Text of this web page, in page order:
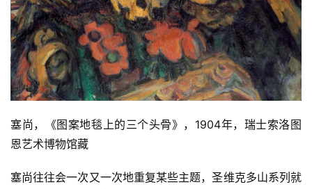
塞尚，《图案地毯上的三个头骨》，1904年，瑞士索洛图
恩艺术博物馆藏
塞尚往往会一次又一次地重复某些主题，圣维克多山系列就